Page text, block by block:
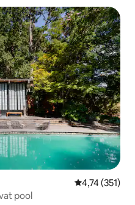
4,74 ud af 5 i
4,74 (351)
pool